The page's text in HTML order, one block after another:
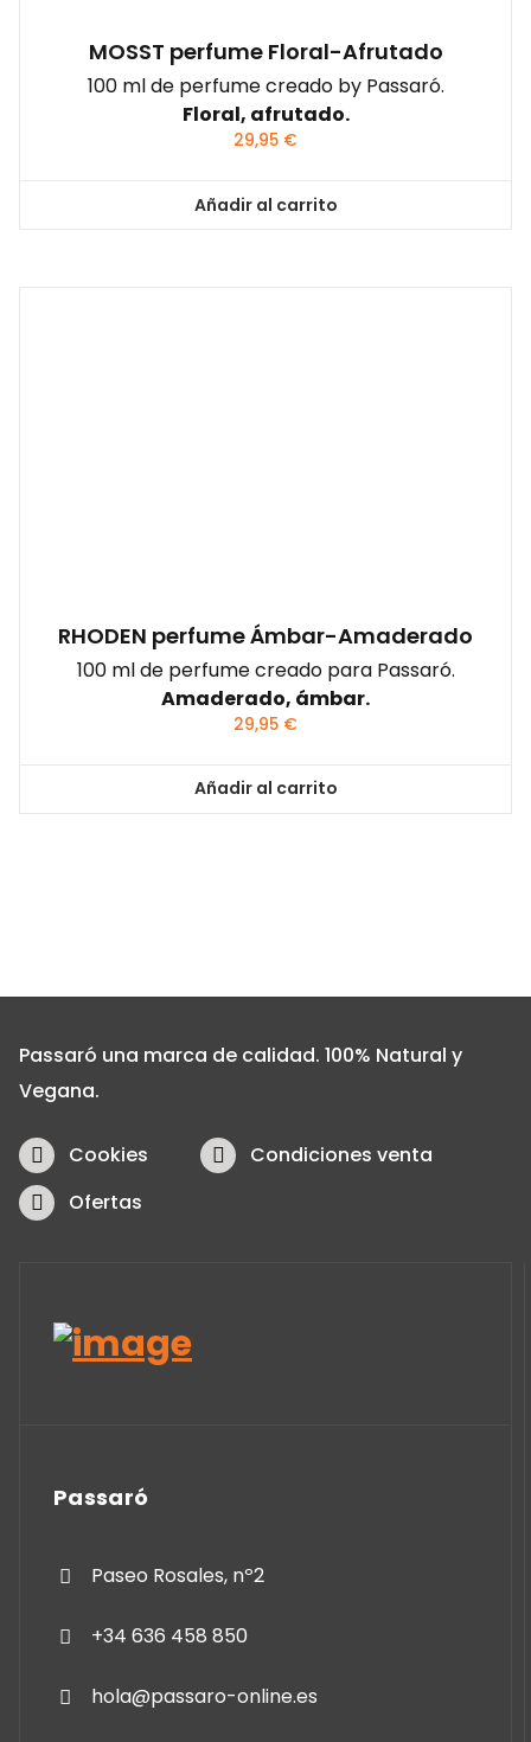
MOSST perfume Floral-Afrutado
100 ml de perfume creado by Passaró.
Floral, afrutado.
29,95 €
Añadir al carrito
RHODEN perfume Ámbar-Amaderado
100 ml de perfume creado para Passaró.
Amaderado, ámbar.
29,95 €
Añadir al carrito
Passaró una marca de calidad. 100% Natural y
Vegana.
Cookies
Condiciones venta
Ofertas
Passaró
Paseo Rosales, nº2
+34 636 458 850
hola@passaro-online.es